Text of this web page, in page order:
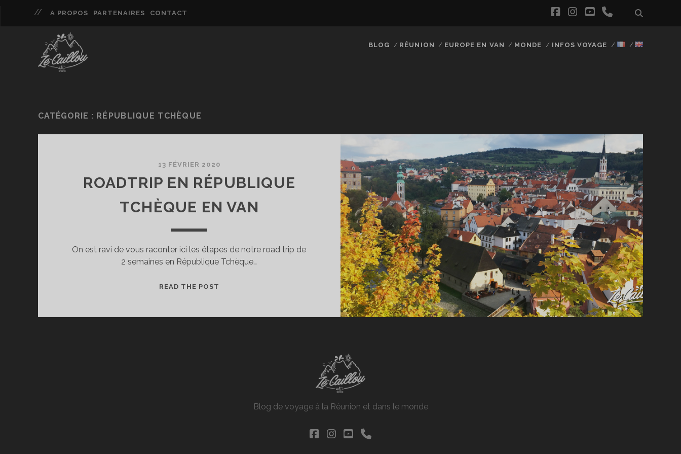
A PROPOS PARTENAIRES CONTACT facebook
instagram
youtube
phone
BLOG RÉUNION EUROPE EN VAN MONDE INFOS VOYAGE
CATÉGORIE : RÉPUBLIQUE TCHÈQUE
13 FÉVRIER 2020
ROADTRIP EN RÉPUBLIQUE
TCHÈQUE EN VAN
On est ravi de vous raconter ici les étapes de notre road trip de
2 semaines en République Tchèque…
READ THE POST
Blog de voyage à la Réunion et dans le monde
facebook
instagram
youtube
phone